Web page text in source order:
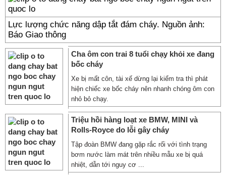
Lực lượng chức năng dập tắt đám cháy. Nguồn ảnh:
Báo Giao thông
Cha ôm con trai 8 tuổi chạy khỏi xe đang
bốc cháy
Xe bị mất côn, tài xế dừng lại kiểm tra thì phát
hiện chiếc xe bốc cháy nên nhanh chóng ôm con
nhỏ bỏ chạy.
Triệu hồi hàng loạt xe BMW, MINI và
Rolls-Royce do lỗi gây cháy
Tập đoàn BMW đang gặp rắc rối với tình trạng
bơm nước làm mát trên nhiều mẫu xe bị quá
nhiệt, dẫn tới nguy cơ ...